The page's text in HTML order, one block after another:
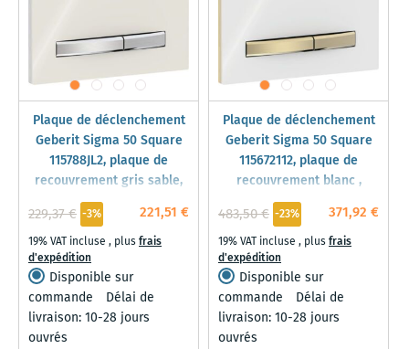
Plaque de déclenchement
Geberit Sigma 50 Square
115788JL2, plaque de
recouvrement gris sable,
plaque/bouton chromé,
pour double chasse
221,51 €
229,37 € -3%
19% VAT incluse , plusfrais
d'expédition
Disponible sur
commande
Délai de
livraison: 10-28 jours
ouvrés
Plaque de déclenchement
Geberit Sigma 50 Square
115672112, plaque de
recouvrement blanc ,
plaque/bouton en laiton,
pour double chasse
371,92 €
483,50 € -23%
19% VAT incluse , plusfrais
d'expédition
Disponible sur
commande
Délai de
livraison: 10-28 jours
ouvrés